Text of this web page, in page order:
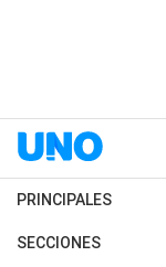
PRINCIPALES
Últimas Noticias
SECCIONES